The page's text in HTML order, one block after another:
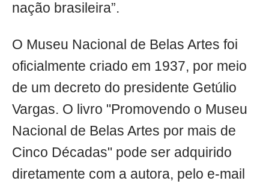
nação brasileira”.
O Museu Nacional de Belas Artes foi
oficialmente criado em 1937, por meio
de um decreto do presidente Getúlio
Vargas. O livro "Promovendo o Museu
Nacional de Belas Artes por mais de
Cinco Décadas" pode ser adquirido
diretamente com a autora, pelo e-mail